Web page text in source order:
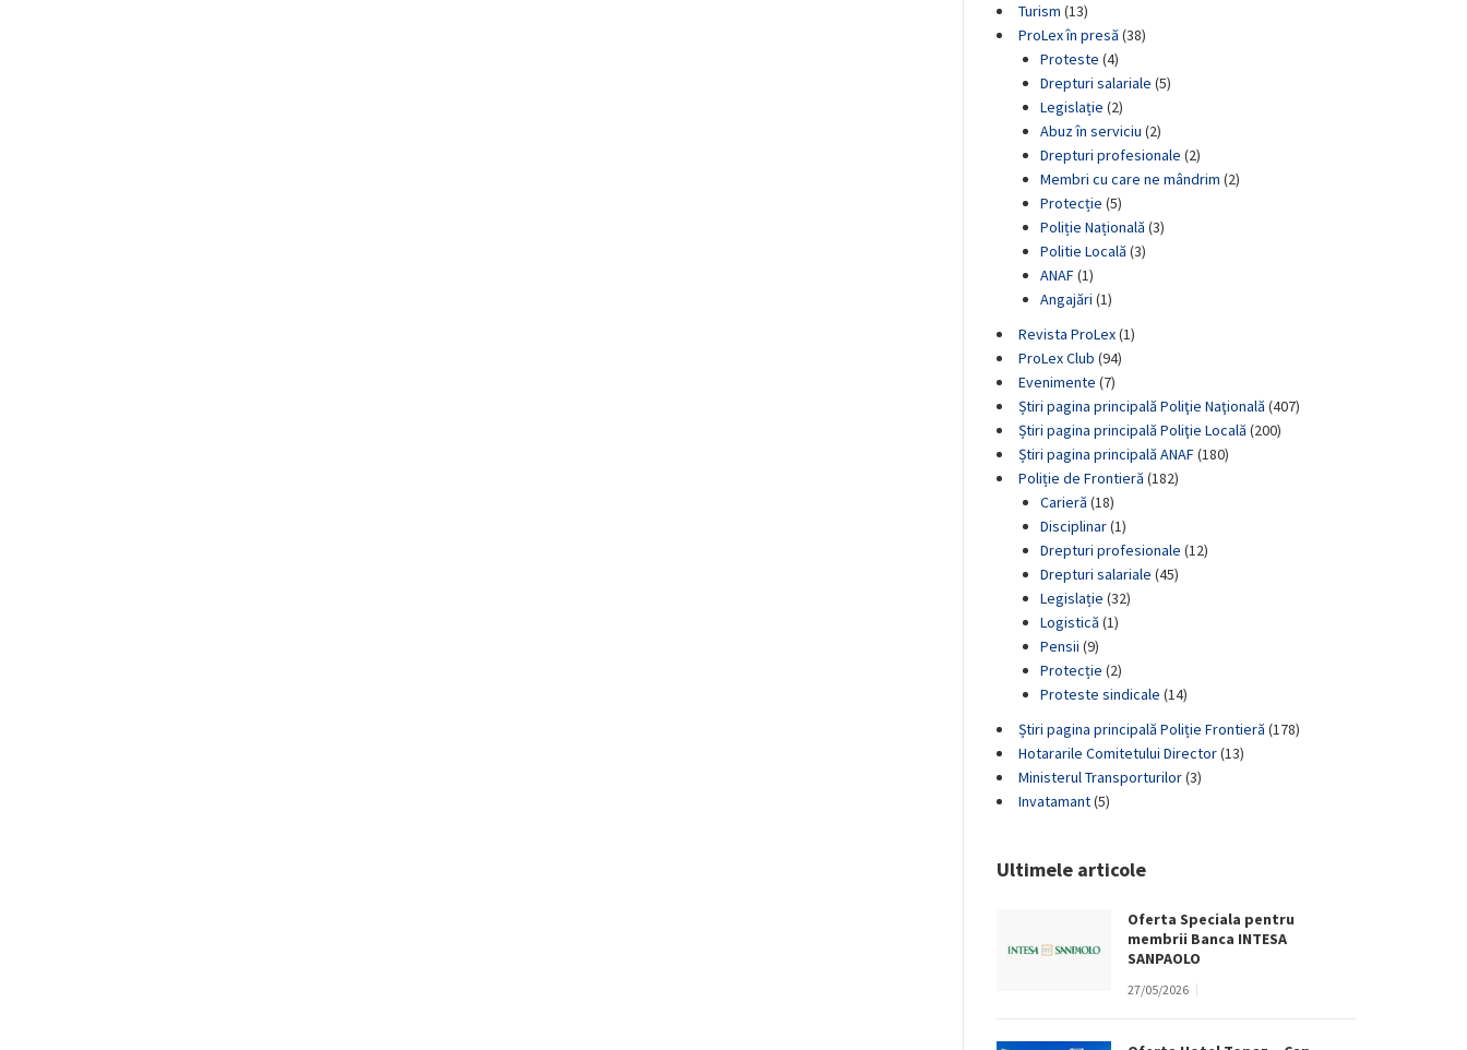
Turism (13)
ProLex în presă (38)
Proteste (4)
Drepturi salariale (5)
Legislație (2)
Abuz în serviciu (2)
Drepturi profesionale (2)
Membri cu care ne mândrim (2)
Protecție (5)
Poliție Națională (3)
Politie Locală (3)
ANAF(1)
Angajări (1)
Revista ProLex(1)
ProLex Club (94)
Evenimente (7)
Știri pagina principală Poliţie Naţională (407)
Știri pagina principală Poliţie Locală (200)
Știri pagina principală ANAF(180)
Poliție de Frontieră (182)
Carieră (18)
Disciplinar(1)
Drepturi profesionale (12)
Drepturi salariale (45)
Legislație (32)
Logistică (1)
Pensii (9)
Protecție (2)
Proteste sindicale (14)
Știri pagina principală Poliție Frontieră (178)
Hotararile Comitetului Director(13)
Ministerul Transporturilor(3)
Invatamant(5)
Ultimele articole
Oferta Speciala pentru
membrii Banca INTESA
SANPAOLO
27/05/2026